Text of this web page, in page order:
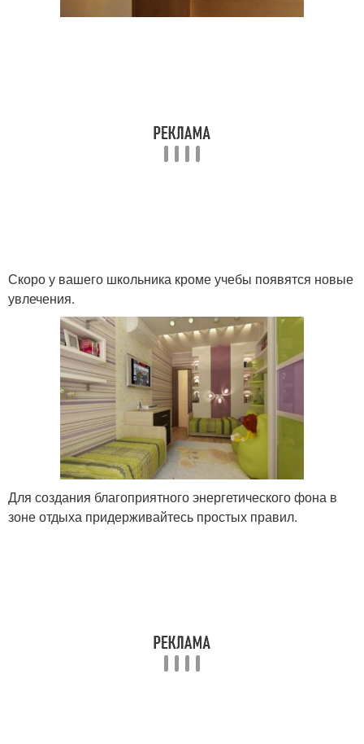
Скоро у вашего школьника кроме учебы появятся новые
увлечения.
Для создания благоприятного энергетического фона в
зоне отдыха придерживайтесь простых правил.